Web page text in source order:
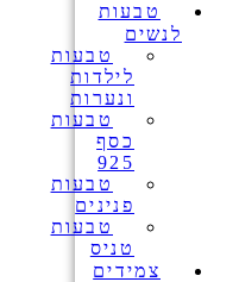
טבעות
לנשים
טבעות
לילדות
ונערות
טבעות
כסף
925
טבעות
פנינים
טבעות
טניס
צמידים